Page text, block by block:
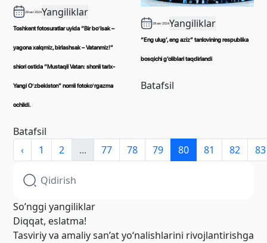
28 авг 2024Yangiliklar
Toshkent fotosuratlar uyida “Bir boʻlsak –
yagona xalqmiz, birlashsak – Vatanmiz!”
shiori ostida “Mustaqil Vatan: shonli tarix-
Yangi Oʻzbekiston” nomli fotokoʻrgazma
ochildi.
Batafsil
28 авг 2024Yangiliklar
“Eng ulugʼ, eng aziz” tanlovining respublika
bosqichi gʼoliblari taqdirlandi
Batafsil
‹ 1 2 ... 77 78 79 80 81 82 83
So’nggi yangiliklar
Diqqat, eslatma!
Tasviriy va amaliy san’at yo‘nalishlarini rivojlantirishga